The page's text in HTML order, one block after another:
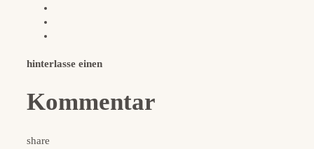
hinterlasse einen
Kommentar
share